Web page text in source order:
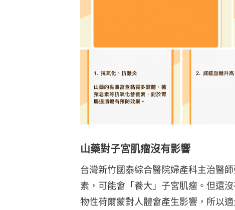
山藥對子宮肌瘤沒有影響
台灣新竹國泰綜合醫院婦產科主治醫
素，可能會「養大」子宮肌瘤。但還
物性荷爾蒙對人體會產生影響，所以